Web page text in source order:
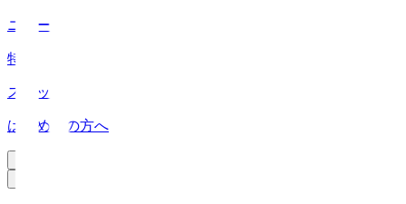
ニュース
特集
スタッツ
はじめての方へ